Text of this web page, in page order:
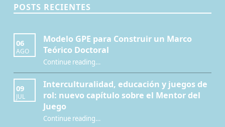
POSTS RECIENTES
06
AGO
Modelo GPE para Construir un Marco
Teórico Doctoral
Continue reading“Modelo GPE para Construir un Marco Teórico Doctoral”
…
09
JUL
Interculturalidad, educación y juegos de
rol: nuevo capítulo sobre el Mentor del
Juego
Continue reading“Interculturalidad, educación y juegos de rol: nuevo capítulo sobre el Mentor del Juego”
…